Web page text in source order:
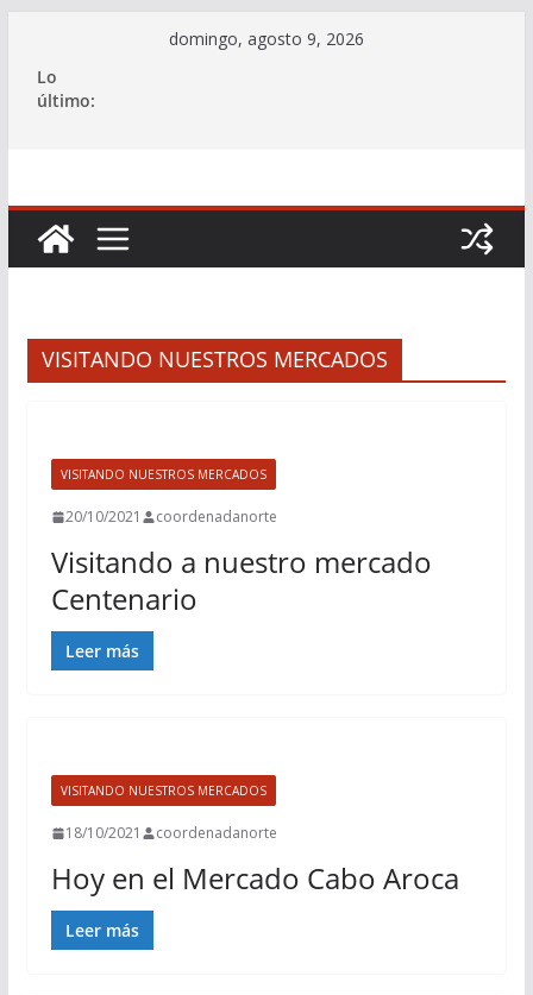
contenido
domingo, agosto 9, 2026
Lo
último:
VISITANDO NUESTROS MERCADOS
VISITANDO NUESTROS MERCADOS
20/10/2021 coordenadanorte
Visitando a nuestro mercado
Centenario
Leer más
VISITANDO NUESTROS MERCADOS
18/10/2021 coordenadanorte
Hoy en el Mercado Cabo Aroca
Leer más